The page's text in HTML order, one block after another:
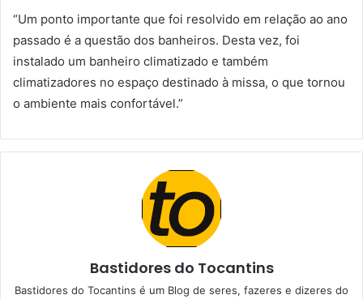
“Um ponto importante que foi resolvido em relação ao ano
passado é a questão dos banheiros. Desta vez, foi
instalado um banheiro climatizado e também
climatizadores no espaço destinado à missa, o que tornou
o ambiente mais confortável.”
Bastidores do Tocantins
Bastidores do Tocantins é um Blog de seres, fazeres e dizeres do